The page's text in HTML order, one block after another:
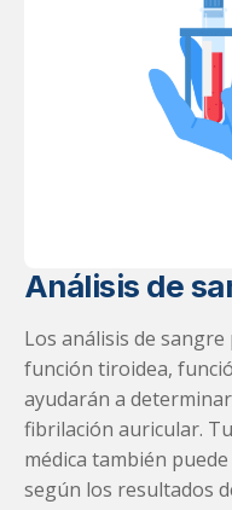
Análisis de
Los análisis de
función tiroidea,
ayudarán a
fibrilación auricular.
médica también
según los resultados